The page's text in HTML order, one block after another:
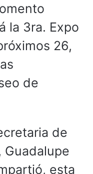
la 3ra. Expo
26,
de
de
Guadalupe
esta